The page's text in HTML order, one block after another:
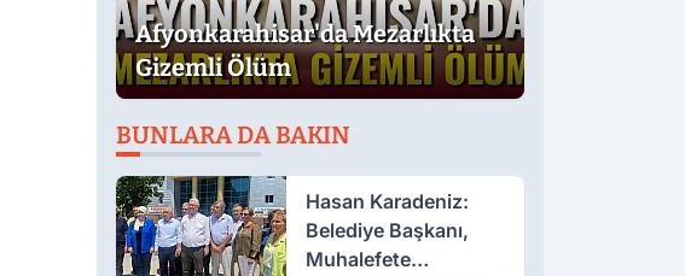
Afyonkarahisar'da Mezarlıkta
Gizemli Ölüm
BUNLARA DA BAKIN
Hasan Karadeniz:
Belediye Başkanı,
Muhalefete